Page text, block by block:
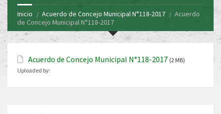
Inicio Acuerdo de Concejo Municipal N°118-2017
Acuerdo
de Concejo Municipal N°118-2017
Acuerdo de Concejo Municipal N°118-2017 (2 MB)
Uploaded by: